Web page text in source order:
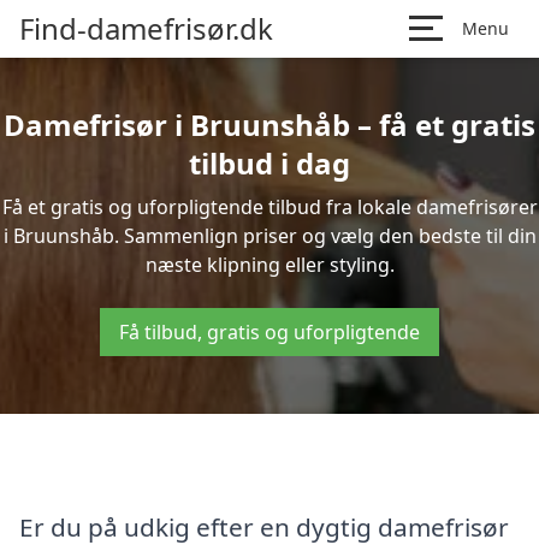
Find-damefrisør.dk Menu
Damefrisør i Bruunshåb – få et gratis
tilbud i dag
Få et gratis og uforpligtende tilbud fra lokale damefrisører
i Bruunshåb. Sammenlign priser og vælg den bedste til din
næste klipning eller styling.
Få tilbud, gratis og uforpligtende
Er du på udkig efter en dygtig damefrisør